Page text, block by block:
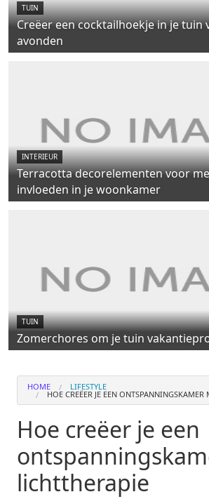
TUIN
Creëer een cocktailhoekje in je tuin
avonden
INTERIEUR
Terracotta decorelementen voor
invloeden in je woonkamer
TUIN
Zomerchores om je tuin
HOME LIFESTYLE
HOE CREËER JE EEN
Hoe creëer je een
lichttherapie